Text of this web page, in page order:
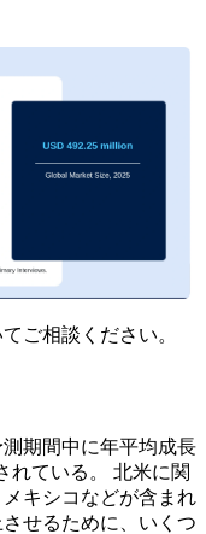
ご相談ください。
期間中に年平均成長
れている。
北米に関
キシコなどが含まれ
せるために、いくつ